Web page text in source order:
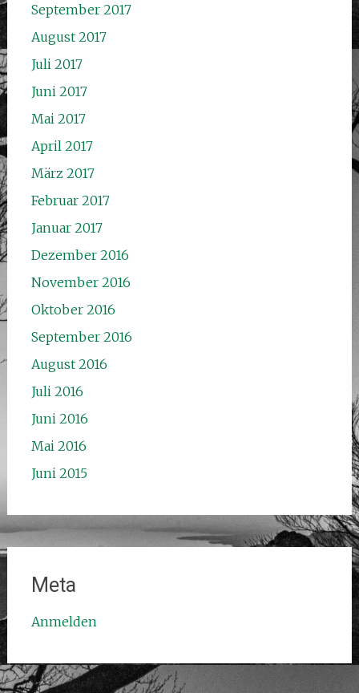
September 2017
August 2017
Juli 2017
Juni 2017
Mai 2017
April 2017
März 2017
Februar 2017
Januar 2017
Dezember 2016
November 2016
Oktober 2016
September 2016
August 2016
Juli 2016
Juni 2016
Mai 2016
Juni 2015
Meta
Anmelden